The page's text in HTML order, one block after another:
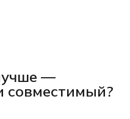
—
совместимый?